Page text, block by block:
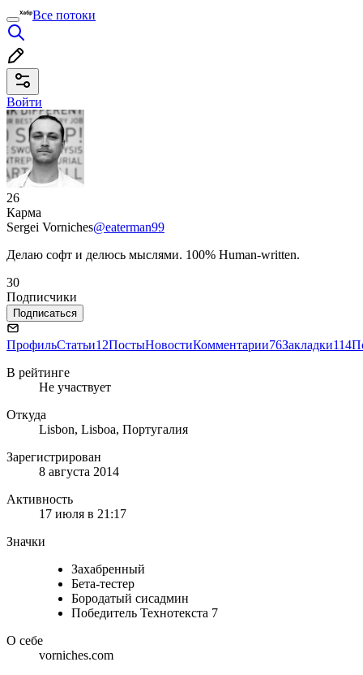
Все потоки
Войти
26
Карма
Sergei Vorniches@eaterman99
Делаю софт и делюсь мыслями. 100% Human-written.
30
Подписчики
Подписаться
ПрофильСтатьи12ПостыНовостиКомментарии76Закладки114
В рейтинге
Не участвует
Откуда
Lisbon, Lisboa, Португалия
Зарегистрирован
8 августа 2014
Активность
17 июля в 21:17
Значки
Захабренный
Бета-тестер
Бородатый сисадмин
Победитель Технотекста 7
О себе
vorniches.com